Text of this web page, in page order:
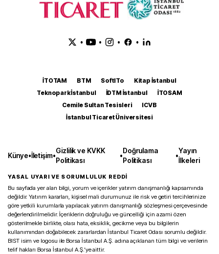
• • • •
İTOTAM BTM SoftITo
Kitap İstanbul
Teknopark İstanbul
İDTM İstanbul
İTOSAM
Cemile Sultan Tesisleri
ICVB
İstanbul Ticaret Üniversitesi
Künye•İletişim•
Gizlilik ve KVKK
Politikası
•
Doğrulama
Politikası
•
Yayın
İlkeleri
YASAL UYARI VE SORUMLULUK REDDİ
Bu sayfada yer alan bilgi, yorum ve içerikler yatırım danışmanlığı kapsamında
değildir. Yatırım kararları, kişisel mali durumunuz ile risk ve getiri tercihlerinize
göre yetkili kurumlarla yapılacak yatırım danışmanlığı sözleşmesi çerçevesinde
değerlendirilmelidir. İçeriklerin doğruluğu ve güncelliği için azami özen
gösterilmekle birlikte, olası hata, eksiklik, gecikme veya bu bilgilerin
kullanımından doğabilecek zararlardan İstanbul Ticaret Odası sorumlu değildir.
BIST isim ve logosu ile Borsa İstanbul A.Ş. adına açıklanan tüm bilgi ve verilerin
telif hakları Borsa İstanbul A.Ş.’ye aittir.